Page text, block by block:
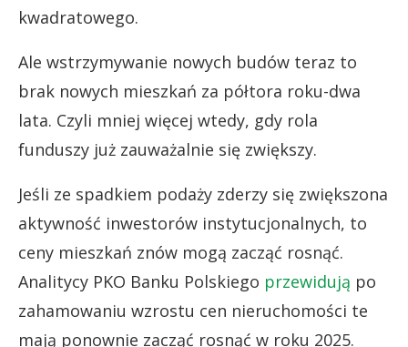
kwadratowego.
Ale wstrzymywanie nowych budów teraz to
brak nowych mieszkań za półtora roku-dwa
lata. Czyli mniej więcej wtedy, gdy rola
funduszy już zauważalnie się zwiększy.
Jeśli ze spadkiem podaży zderzy się zwiększona
aktywność inwestorów instytucjonalnych, to
ceny mieszkań znów mogą zacząć rosnąć.
Analitycy PKO Banku Polskiego przewidują po
zahamowaniu wzrostu cen nieruchomości te
mają ponownie zacząć rosnąć w roku 2025.